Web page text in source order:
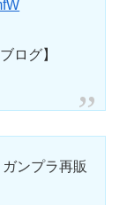
ログ】
ンプラ再販